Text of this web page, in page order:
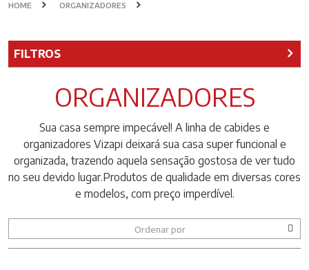
HOME ORGANIZADORES
FILTROS
ORGANIZADORES
Sua casa sempre impecável! A linha de cabides e
organizadores Vizapi deixará sua casa super funcional e
organizada, trazendo aquela sensação gostosa de ver tudo
no seu devido lugar.Produtos de qualidade em diversas cores
e modelos, com preço imperdível.
Ordenar por